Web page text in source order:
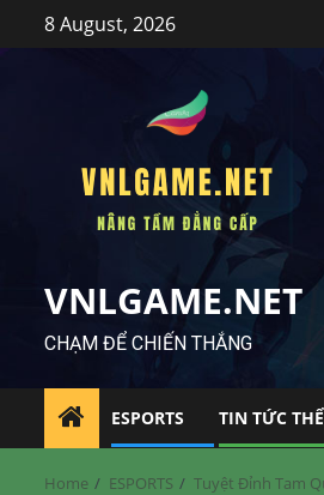
8 August, 2026
VNLGAME.NET
CHẠM ĐỂ CHIẾN THẮNG
ESPORTS TIN TỨC
Home ESPORTS Tuyệt Đỉnh Tam